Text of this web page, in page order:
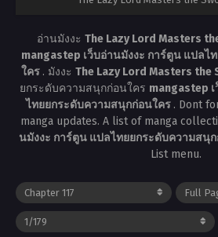
อ่านมังงะ The Lazy Lord Masters
mangastep เว็บอ่านมังงะ การ์ตูน แปล
ใคร . มังงะ The Lazy Lord Masters the
ยกระดับความสนุกก่อนใคร mangastep
ไทยยกระดับความสนุกก่อนใคร . Dont
manga updates. A list of manga
นมังงะ การ์ตูน แปลไทยยกระดับความสนุ
List menu.